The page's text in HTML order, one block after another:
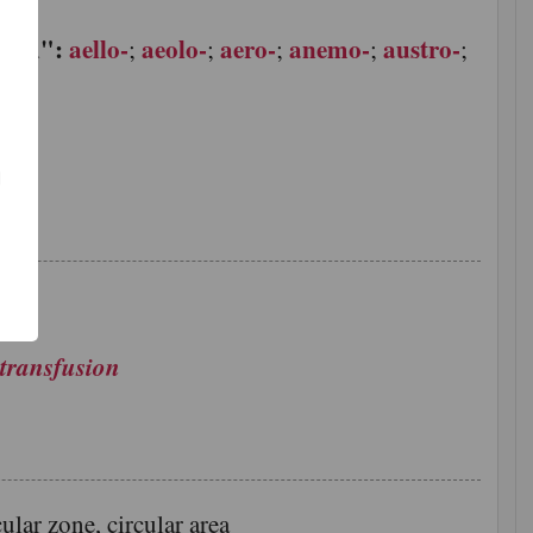
aello-; aeolo-; aero-; anemo-; austro-;
zone, circular area